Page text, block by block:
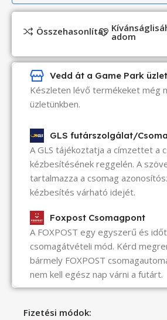
Összehasonlítás adom
Vedd át a Game Park
Készleten lévő termékeket még
üzletünkben.
GLS futárszolgálat/
A GLS tájékoztatja a címzettet a
kézbesítésének reggelén. A
tartalmazza a csomag
kézbesítés várható idejét.
Foxpost Csomagpont
A FOXPOST egy egyszerű és
csomagátvételi mód. Kérd
bármely FOXPOST
nem kell egész nap várni a futárt.
Fizetési módok: